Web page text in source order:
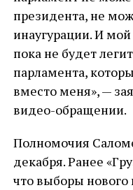
президента, не
инаугурации. И
пока не будет
парламента,
вместо меня», —
видео-обращении.
Полномочия
декабря. Ранее
что выборы нового